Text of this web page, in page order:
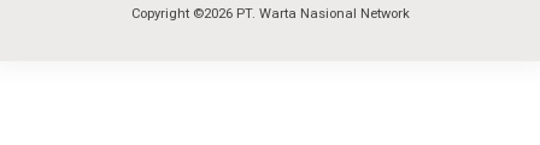
Copyright ©2026 PT. Warta Nasional Network